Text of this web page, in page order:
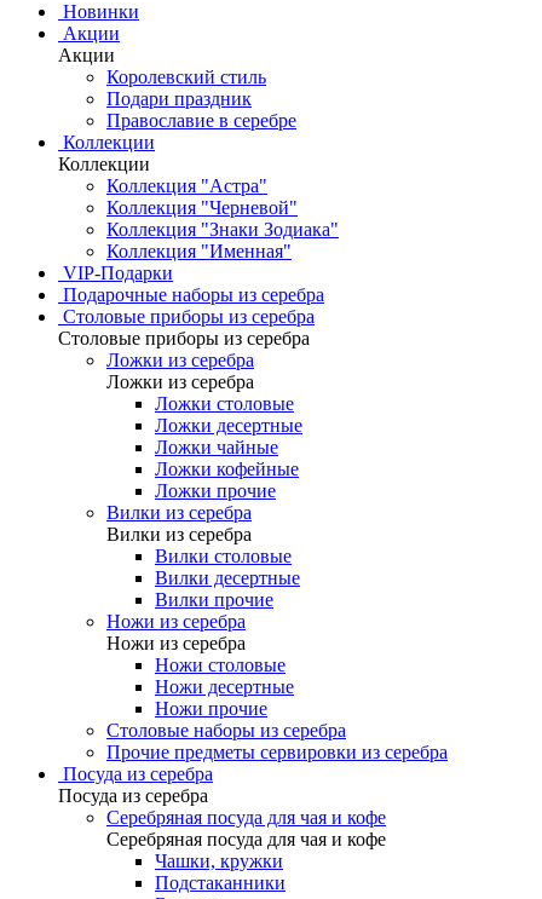
Новинки
Акции
Акции
Королевский стиль
Подари праздник
Православие в серебре
Коллекции
Коллекции
Коллекция "Астра"
Коллекция "Черневой"
Коллекция "Знаки Зодиака"
Коллекция "Именная"
VIP-Подарки
Подарочные наборы из серебра
Столовые приборы из серебра
Столовые приборы из серебра
Ложки из серебра
Ложки из серебра
Ложки столовые
Ложки десертные
Ложки чайные
Ложки кофейные
Ложки прочие
Вилки из серебра
Вилки из серебра
Вилки столовые
Вилки десертные
Вилки прочие
Ножи из серебра
Ножи из серебра
Ножи столовые
Ножи десертные
Ножи прочие
Столовые наборы из серебра
Прочие предметы сервировки из серебра
Посуда из серебра
Посуда из серебра
Серебряная посуда для чая и кофе
Серебряная посуда для чая и кофе
Чашки, кружки
Подстаканники